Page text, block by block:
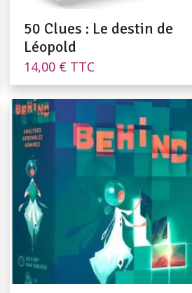
50 Clues : Le destin de
Léopold
14,00 € TTC